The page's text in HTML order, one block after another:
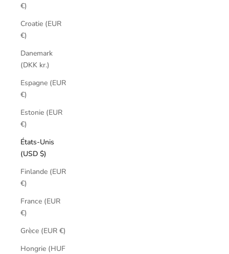
€)
Croatie (EUR
€)
Danemark
(DKK kr.)
Espagne (EUR
€)
Estonie (EUR
€)
États-Unis
(USD $)
Finlande (EUR
€)
France (EUR
€)
Grèce (EUR €)
Hongrie (HUF